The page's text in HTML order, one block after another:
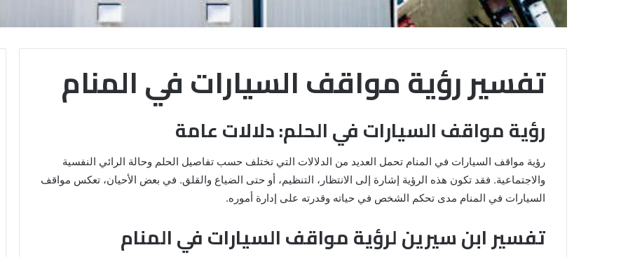
تفسير رؤية مواقف السيارات في المنام
رؤية مواقف السيارات في الحلم: دلالات عامة
رؤية مواقف السيارات في المنام تحمل العديد من الدلالات التي تختلف حسب تفاصيل الحلم وحالة الرائي النفسية
والاجتماعية. فقد تكون هذه الرؤية إشارة إلى الانتظار، التنظيم، أو حتى الضياع والقلق. في بعض الأحيان، تعكس مواقف
السيارات في المنام مدى تحكم الشخص في حياته وقدرته على إدارة أموره.
تفسير ابن سيرين لرؤية مواقف السيارات في المنام